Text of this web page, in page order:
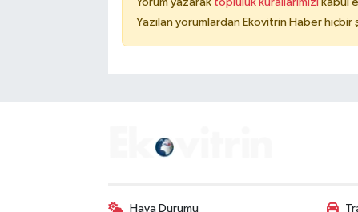
Yazılan yorumlardan Ekovitrin Haber
Hava Durumu